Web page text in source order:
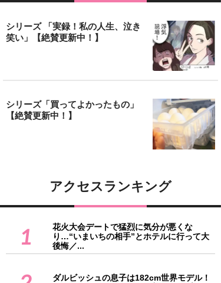
シリーズ 「実録！私の人生、泣き
笑い」【絶賛更新中！】
シリーズ「買ってよかったもの」
【絶賛更新中！】
アクセスランキング
1
花火大会デートで猛烈に気分が悪くな
り…“いまいちの相手”とホテルに行って大
後悔／...
ダルビッシュの息子は182cm世界モデル！